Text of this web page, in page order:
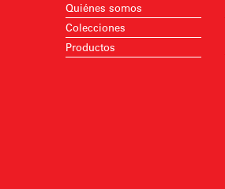
Quiénes somos
Colecciones
Productos